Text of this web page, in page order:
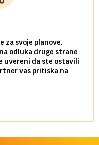
za svoje planove.
odluka druge strane
uvereni da ste ostavili
vas pritiska na